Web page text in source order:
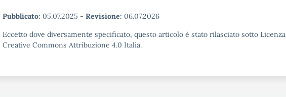
Pubblicato: 05.07.2025 - Revisione: 06.07.2026
Eccetto dove diversamente specificato, questo articolo è stato rilasciato sotto Licenza
Creative Commons Attribuzione 4.0 Italia.